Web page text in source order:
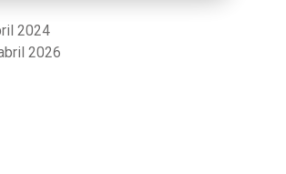
2024
2026